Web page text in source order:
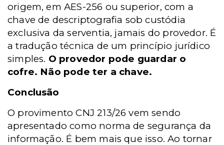
origem, em AES-256 ou superior, com a
chave de descriptografia sob custódia
exclusiva da serventia, jamais do provedor. É
a tradução técnica de um princípio jurídico
simples. O provedor pode guardar o
cofre. Não pode ter a chave.
Conclusão
O provimento CNJ 213/26 vem sendo
apresentado como norma de segurança da
informação. É bem mais que isso. Ao tornar